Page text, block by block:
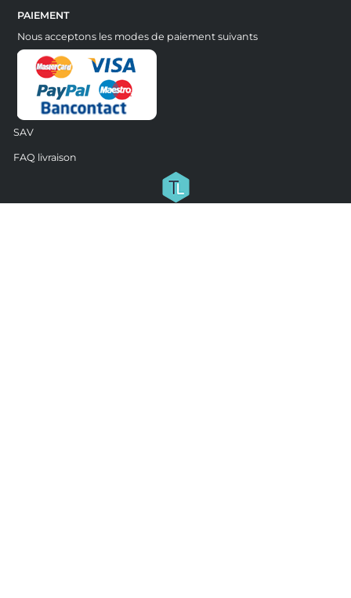
PAIEMENT
Nous acceptons les modes de paiement suivants
SAV
FAQ livraison